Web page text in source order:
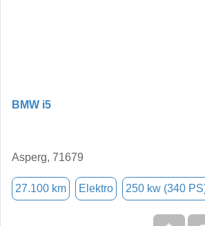
BMW i5
Asperg, 71679
27.100 km Elektro 250 kw (340